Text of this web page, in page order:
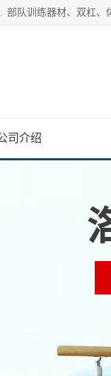
司介绍